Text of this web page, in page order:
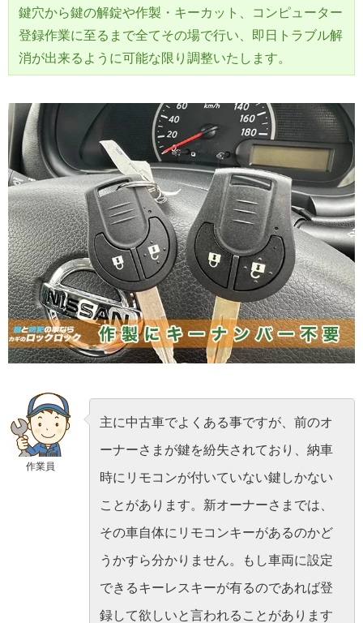
鍵穴から鍵の解錠や作製・キーカット、コンピューター
登録作業に至るまで全てその場で行い、即日トラブル解
消が出来るように可能な限り調整いたします。
作業員
主に中古車でよくある事ですが、前のオ
ーナーさまが鍵を紛失されており、納車
時にリモコンが付いていない鍵しかない
ことがあります。新オーナーさまでは、
その車自体にリモコンキーがあるのかど
うかすら分かりません。もし車両に設定
できるキーレスキーが有るのであれば登
録して欲しいと言われることがあります